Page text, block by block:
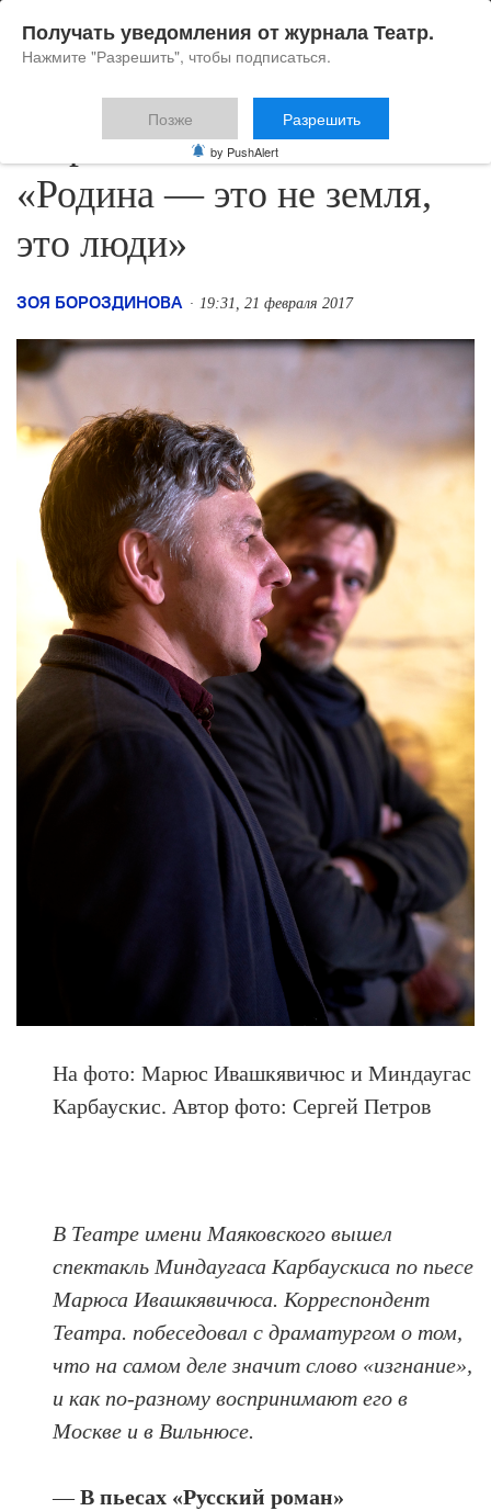
Марюс Ивашкявичюс:
«Родина — это не земля,
это люди»
ЗОЯ БОРОЗДИНОВА 19:31, 21 февраля 2017
На фото: Марюс Ивашкявичюс и Миндаугас
Карбаускис. Автор фото: Сергей Петров
В Театре имени Маяковского вышел
спектакль Миндаугаса Карбаускиса по пьесе
Марюса Ивашкявичюса. Корреспондент
Театра. побеседовал с драматургом о том,
что на самом деле значит слово «изгнание»,
и как по-разному воспринимают его в
Москве и в Вильнюсе.
—В пьесах «Русский роман»
Получать уведомления от журнала Театр.
Нажмите "Разрешить", чтобы подписаться.
Позже Разрешить
by PushAlert